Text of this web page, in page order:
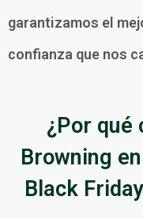
garantizamos el
confianza que nos
¿Por qué
Browning
Black